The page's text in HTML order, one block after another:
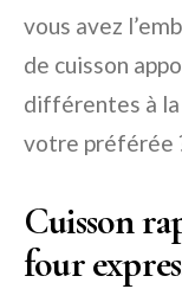
vous avez
de cuisson
différentes à
votre préférée
Cuisson
four